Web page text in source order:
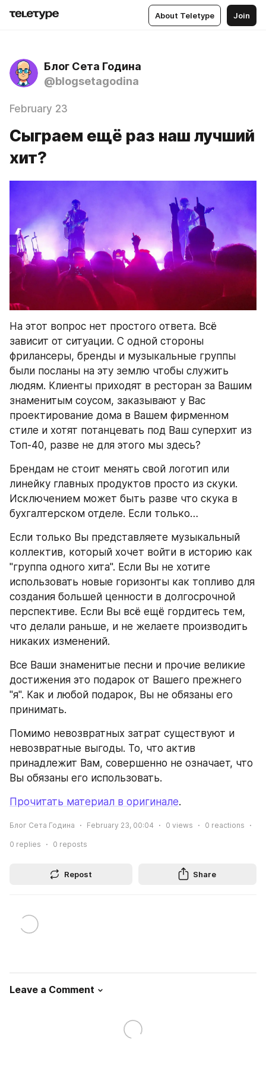
About Teletype Join
Блог Сета Година
@blogsetagodina
February 23
Сыграем ещё раз наш лучший
хит?
На этот вопрос нет простого ответа. Всё
зависит от ситуации. С одной стороны
фрилансеры, бренды и музыкальные группы
были посланы на эту землю чтобы служить
людям. Клиенты приходят в ресторан за Вашим
знаменитым соусом, заказывают у Вас
проектирование дома в Вашем фирменном
стиле и хотят потанцевать под Ваш суперхит из
Топ-40, разве не для этого мы здесь?
Брендам не стоит менять свой логотип или
линейку главных продуктов просто из скуки.
Исключением может быть разве что скука в
бухгалтерском отделе. Если только…
Если только Вы представляете музыкальный
коллектив, который хочет войти в историю как
"группа одного хита". Если Вы не хотите
использовать новые горизонты как топливо для
создания большей ценности в долгосрочной
перспективе. Если Вы всё ещё гордитесь тем,
что делали раньше, и не желаете производить
никаких изменений.
Все Ваши знаменитые песни и прочие великие
достижения это подарок от Вашего прежнего
"я". Как и любой подарок, Вы не обязаны его
принимать.
Помимо невозвратных затрат существуют и
невозвратные выгоды. То, что актив
принадлежит Вам, совершенно не означает, что
Вы обязаны его использовать.
Прочитать материал в оригинале.
Блог Сета Година February 23, 00:04 0 views 0 reactions
0 replies 0 reposts
Repost Share
Leave a Comment